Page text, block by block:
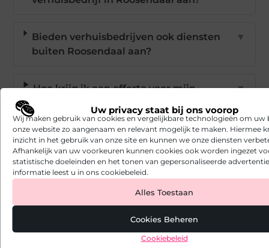
Uw privacy staat bij ons voorop
Wij maken gebruik van cookies en vergelijkbare technologieën om uw
onze website zo aangenaam en relevant mogelijk te maken. Hiermee
inzicht in het gebruik van onze site en kunnen we onze diensten
Afhankelijk van uw voorkeuren kunnen cookies ook worden ingezet
statistische doeleinden en het tonen van gepersonaliseerde
informatie leest u in ons cookiebeleid.
Alles Toestaan
Cookies Beheren
Cookiebeleid
Bieden verhuisbedrijven ook diensten
buiten Roosendaal aan?
▼
Hoe krijg ik een offerte voor mijn
▼
Goed artikel? Deel hem dan op:
X
(Twitter)
FacebookPinterestLinkedIn Email
DEEL DIT: